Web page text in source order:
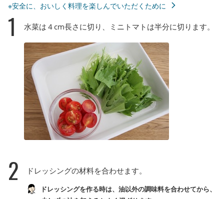
※安全に、おいしく料理を楽しんでいただくために
1 水菜は４cm長さに切り、ミニトマトは半分に切ります。
2 ドレッシングの材料を合わせます。
ドレッシングを作る時は、油以外の調味料を合わせてから、